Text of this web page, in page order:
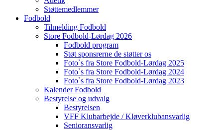
Støttemedlemmer
Fodbold
Tilmelding Fodbold
Store Fodbold-Lørdag 2026
Fodbold program
Støt sponsrerne de støtter os
Foto`s fra Store Fodbold-Lørdag 2025
Foto`s fra Store Fodbold-Lørdag 2024
Foto`s fra Store Fodbold-Lørdag 2023
Kalender Fodbold
Bestyrelse og udvalg
Bestyrelsen
VFF Klubarbejde / Kløverklubansvarlig
Senioransvarlig